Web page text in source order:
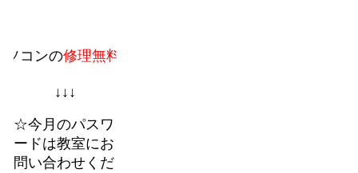
修理無料。教室での個人授業に加えてフランチャイ
↓↓↓
☆今月のパスワ
ードは教室にお
問い合わせくだ